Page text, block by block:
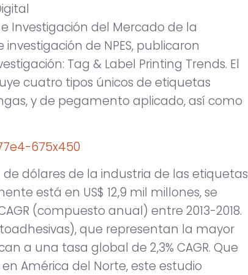
Investigación del Mercado de la
de NPES, publicaron
Tag & Label Printing Trends. El
cuatro tipos únicos de etiquetas
y de pegamento aplicado, así como
de dólares de la industria de las etiquetas
está en US$ 12,9 mil millones, se
(compuesto anual) entre 2013-2018.
que representan la mayor
a una tasa global de 2,3% CAGR. Que
América del Norte, este estudio